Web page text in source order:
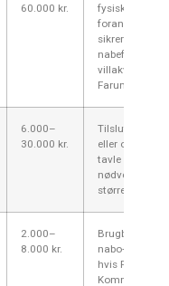
60.000 kr.
fysiske
sikrer bedste
nabeforhold i
villakvarterer i
Farum.
6.000–
30.000 kr.
Tilslutning,
eller
tavle kan være
nødvendig,
større
2.000–
8.000 kr.
Brugbart ved
nabo‑klager
hvis Furesø
Kommune